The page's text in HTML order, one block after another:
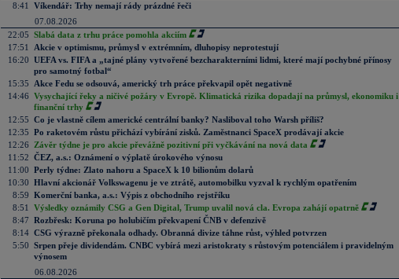
8:41
Víkendář: Trhy nemají rády prázdné řeči
07.08.2026
22:05 Slabá data z trhu práce pomohla akciím
17:51
Akcie v optimismu, průmysl v extrémním, dluhopisy neprotestují
16:20 UEFA vs. FIFA a „tajné plány vytvořené bezcharakterními lidmi, které mají pochybné přínosy
pro samotný fotbal“
15:35
Akce Fedu se odsouvá, americký trh práce překvapil opět negativně
14:46 Vysychající řeky a ničivé požáry v Evropě. Klimatická rizika dopadají na průmysl, ekonomiku i
finanční trhy
12:55 Co je vlastně cílem americké centrální banky? Nasliboval toho Warsh příliš?
12:35 Po raketovém růstu přichází vybírání zisků. Zaměstnanci SpaceX prodávají akcie
12:26
Závěr týdne je pro akcie převážně pozitivní při vyčkávání na nová data
11:52 ČEZ, a.s.: Oznámení o výplatě úrokového výnosu
11:00 Perly týdne: Zlato nahoru a SpaceX k 10 bilionům dolarů
10:30 Hlavní akcionář Volkswagenu je ve ztrátě, automobilku vyzval k rychlým opatřením
8:59 Komerční banka, a.s.: Výpis z obchodního rejstříku
8:51
Výsledky oznámily CSG a Gen Digital, Trump uvalil nová cla. Evropa zahájí opatrně
8:47 Rozbřesk: Koruna po holubičím překvapení ČNB v defenzivě
8:14 CSG výrazně překonala odhady. Obranná divize táhne růst, výhled potvrzen
5:50 Srpen přeje dividendám. CNBC vybírá mezi aristokraty s růstovým potenciálem i pravidelným
výnosem
06.08.2026